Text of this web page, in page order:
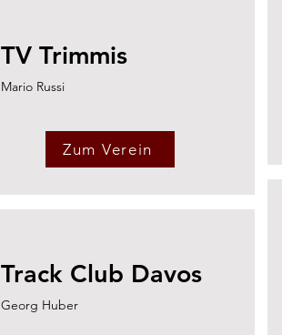
TV Trimmis
Mario Russi
Zum Verein
Track Club Davos
Georg Huber